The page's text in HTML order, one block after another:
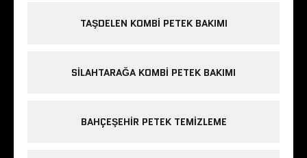
TAŞDELEN KOMBI PETEK BAKIMI
SILAHTARAĞA KOMBI PETEK BAKIMI
BAHÇEŞEHIR PETEK TEMIZLEME